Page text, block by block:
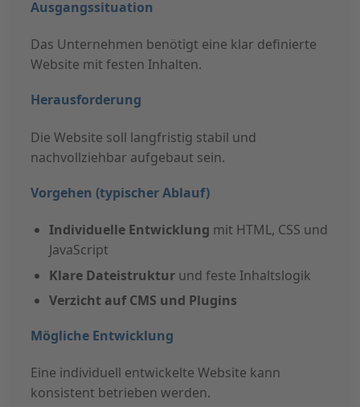
Ausgangssituation
Das Unternehmen benötigt eine klar definierte
Website mit festen Inhalten.
Herausforderung
Die Website soll langfristig stabil und
nachvollziehbar aufgebaut sein.
Vorgehen (typischer Ablauf)
Individuelle Entwicklung mit HTML, CSS und
JavaScript
Klare Dateistrukturund feste Inhaltslogik
Verzicht auf CMS und Plugins
Mögliche Entwicklung
Eine individuell entwickelte Website kann
konsistent betrieben werden.